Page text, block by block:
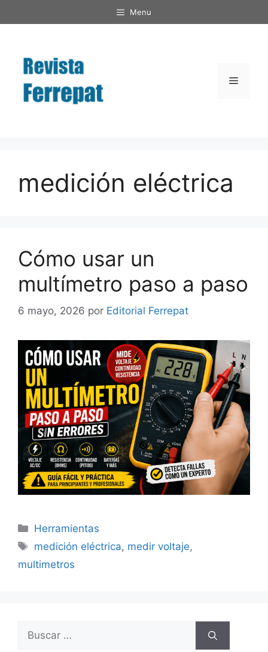
al
Menu
Menú
medición eléctrica
Cómo usar un
multímetro paso a paso
6 mayo, 2026 por Editorial Ferrepat
Categorías
Herramientas
Etiquetas
medición eléctrica, medir voltaje,
multimetros
Buscar: